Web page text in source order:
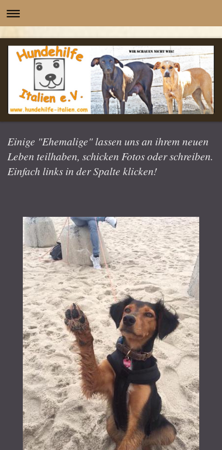
-
Einige "Ehemalige" lassen uns an ihrem neuen
Leben teilhaben, schicken Fotos oder schreiben.
Einfach links in der Spalte klicken!